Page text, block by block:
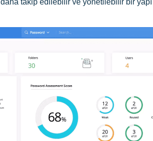
daha takip edilebilir ve yönetilebilir bir